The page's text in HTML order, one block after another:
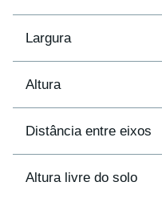
Largura
Altura
Distância entre eixos
Altura livre do solo